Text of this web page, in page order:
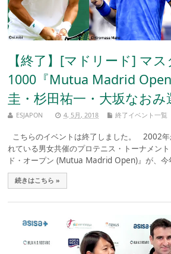
【終了】[マドリード] マ
1000『Mutua Madrid
圭・杉田祐一・大坂なお
ESJAPON 4, 5月, 2018 終了イベント一覧
こちらのイベントは終了しました。 2002年
れている男女共催のプロテニス・トーナメン
ド・オープン (Mutua Madrid Open)』が、今
続きはこちら »